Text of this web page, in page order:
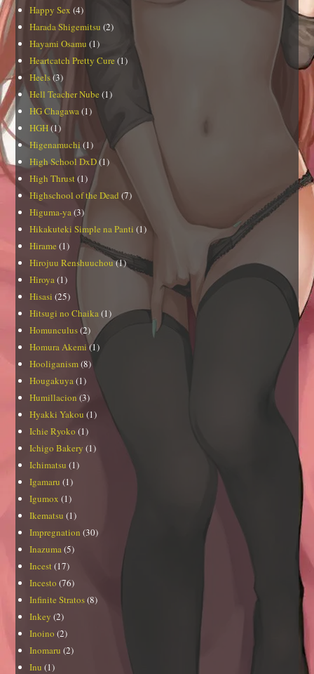
Happy Sex (4)
Harada Shigemitsu (2)
Hayami Osamu (1)
Heartcatch Pretty Cure(1)
Heels(3)
Hell Teacher Nube (1)
HG Chagawa (1)
HGH(1)
Higenamuchi (1)
High School DxD(1)
High Thrust (1)
Highschool of the Dead (7)
Higuma-ya (3)
Hikakuteki Simple na Panti (1)
Hirame (1)
Hirojuu Renshuuchou(1)
Hiroya (1)
Hisasi (25)
Hitsugi no Chaika (1)
Homunculus(2)
Homura Akemi(1)
Hooliganism(8)
Hougakuya (1)
Humillacion (3)
Hyakki Yakou (1)
Ichie Ryoko (1)
Ichigo Bakery (1)
Ichimatsu (1)
Igamaru (1)
Igumox (1)
Ikematsu (1)
Impregnation (30)
Inazuma (5)
Incest (17)
Incesto (76)
Infinite Stratos(8)
Inkey (2)
Inoino (2)
Inomaru (2)
Inu (1)